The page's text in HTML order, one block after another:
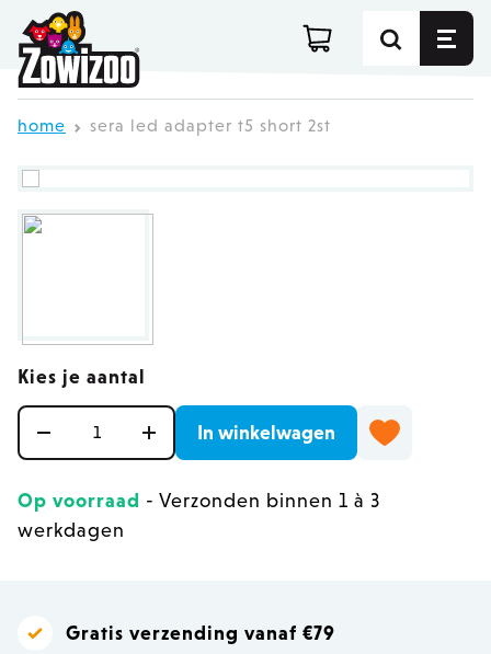
Ga direct door naar de inhoud
home sera led adapter t5 short 2st
Kies je aantal
In winkelwagen
Op voorraad - Verzonden binnen 1 à 3
werkdagen
Gratis verzending vanaf €79